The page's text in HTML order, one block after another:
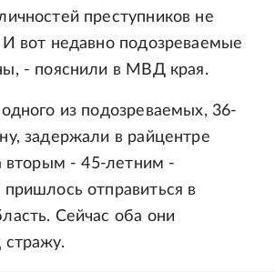
преступников не
вот недавно подозреваемые
- пояснили в МВД края.
из подозреваемых, 36-
задержали в райцентре
вторым - 45-летним -
отправиться в
Сейчас оба они